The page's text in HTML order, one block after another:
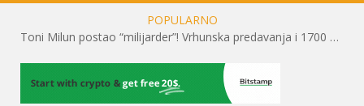
POPULARNO
Toni Milun postao “milijarder”! Vrhunska predavanja i 1700 posjetitelja obilježili su mjesec financijske pismenosti